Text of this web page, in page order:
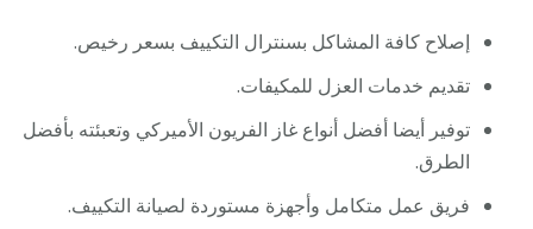
إصلاح كافة المشاكل بسنترال التكييف بسعر رخيص.
تقديم خدمات العزل للمكيفات.
توفير أيضا أفضل أنواع غاز الفريون الأميركي وتعبئته بأفضل
الطرق.
فريق عمل متكامل وأجهزة مستوردة لصيانة التكييف.